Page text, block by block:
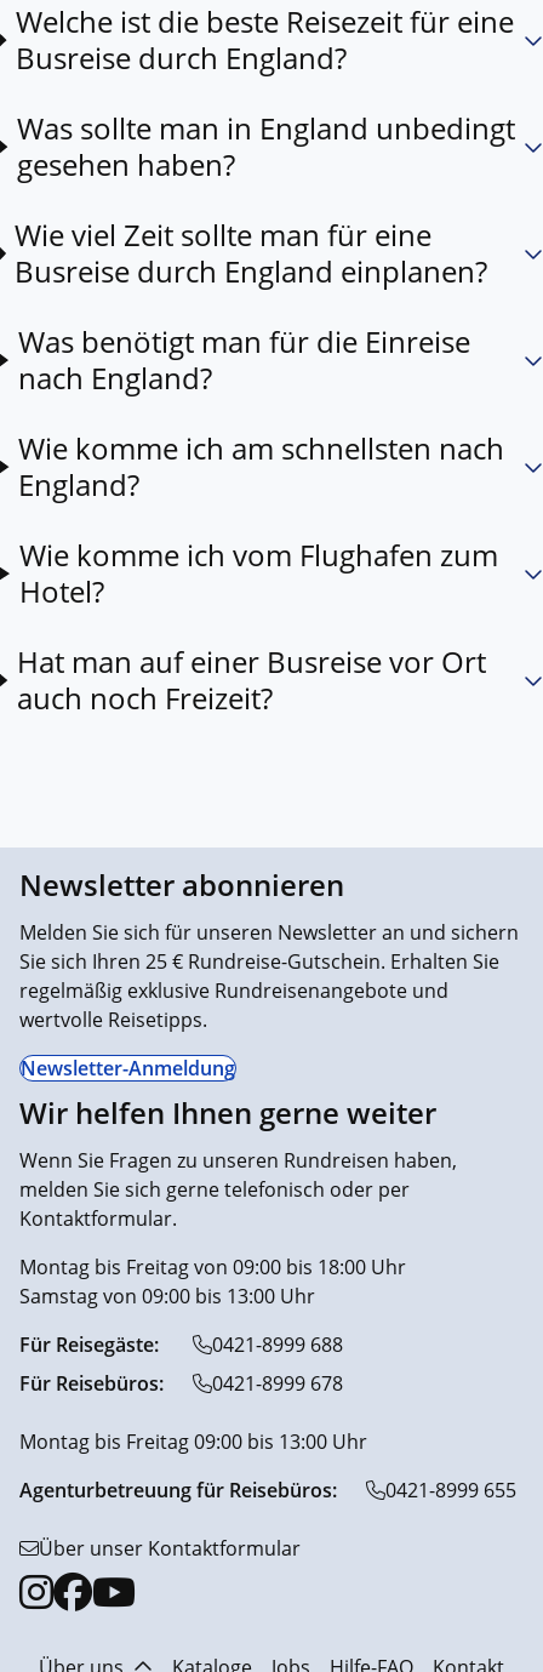
Welche ist die beste Reisezeit für eine
Busreise durch England?
Was sollte man in England unbedingt
gesehen haben?
Wie viel Zeit sollte man für eine
Busreise durch England einplanen?
Was benötigt man für die Einreise
nach England?
Wie komme ich am schnellsten nach
England?
Wie komme ich vom Flughafen zum
Hotel?
Hat man auf einer Busreise vor Ort
auch noch Freizeit?
Newsletter abonnieren
Melden Sie sich für unseren Newsletter an und sichern
Sie sich Ihren 25 € Rundreise-Gutschein. Erhalten Sie
regelmäßig exklusive Rundreisenangebote und
wertvolle Reisetipps.
Newsletter-Anmeldung
Wir helfen Ihnen gerne weiter
Wenn Sie Fragen zu unseren Rundreisen haben,
melden Sie sich gerne telefonisch oder per
Kontaktformular.
Montag bis Freitag von 09:00 bis 18:00 Uhr
Samstag von 09:00 bis 13:00 Uhr
Für Reisegäste:
0421-8999 688
Für Reisebüros:
0421-8999 678
Montag bis Freitag 09:00 bis 13:00 Uhr
Agenturbetreuung für Reisebüros:
0421-8999 655
Über unser Kontaktformular